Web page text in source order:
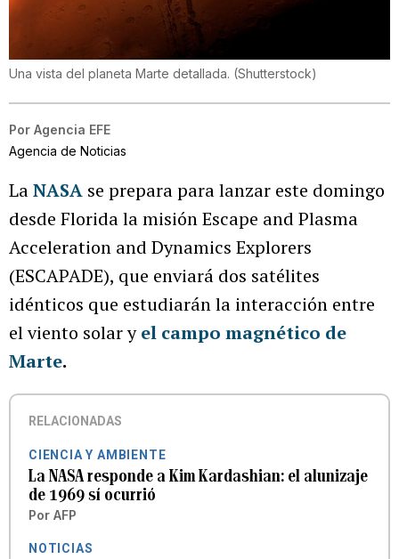
Una vista del planeta Marte detallada. (Shutterstock)
Por Agencia EFE
Agencia de Noticias
LaNASA se prepara para lanzar este domingo
desde Florida la misión Escape and Plasma
Acceleration and Dynamics Explorers
(ESCAPADE), que enviará dos satélites
idénticos que estudiarán la interacción entre
el viento solar yel campo magnético de
Marte.
RELACIONADAS
CIENCIA Y AMBIENTE
La NASA responde a Kim Kardashian: el alunizaje
de 1969 sí ocurrió
Por AFP
NOTICIAS